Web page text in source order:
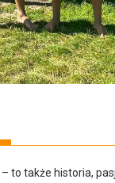
to także historia,